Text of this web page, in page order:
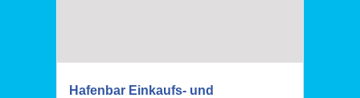
Hafenbar Einkaufs- und